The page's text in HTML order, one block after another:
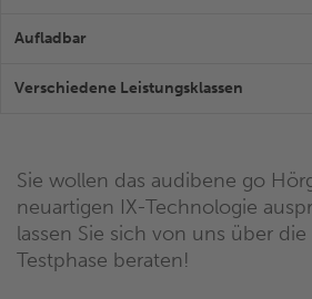
Aufladbar
Verschiedene Leistungsklassen
Sie wollen das audibene go
neuartigen IX-Technologie
lassen Sie sich von uns über
Testphase beraten!